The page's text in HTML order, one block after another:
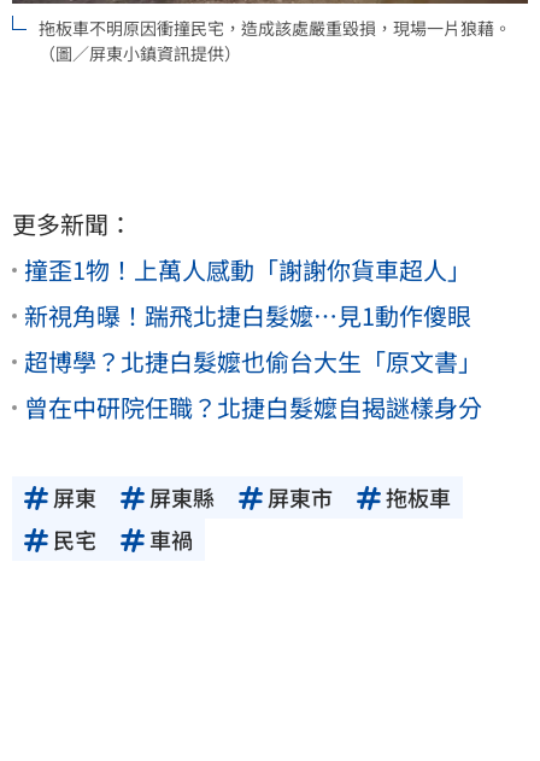
拖板車不明原因衝撞民宅，造成該處嚴重毀損，現場一片狼藉。
（圖／屏東小鎮資訊提供）
更多新聞：
撞歪1物！上萬人感動「謝謝你貨車超人」
新視角曝！踹飛北捷白髮嬤…見1動作傻眼
超博學？北捷白髮嬤也偷台大生「原文書」
曾在中研院任職？北捷白髮嬤自揭謎樣身分
屏東 屏東縣 屏東市
拖板車
民宅
車禍